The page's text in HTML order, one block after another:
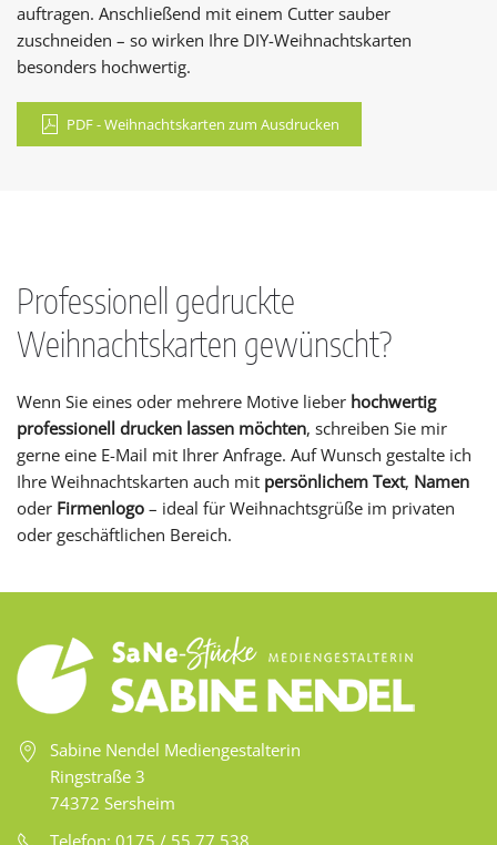
auftragen. Anschließend mit einem Cutter sauber
zuschneiden – so wirken Ihre DIY-Weihnachtskarten
besonders hochwertig.
PDF - Weihnachtskarten zum Ausdrucken
Professionell gedruckte
Weihnachtskarten gewünscht?
Wenn Sie eines oder mehrere Motive lieber hochwertig
professionell drucken lassen möchten, schreiben Sie mir
gerne eine E-Mail mit Ihrer Anfrage. Auf Wunsch gestalte ich
Ihre Weihnachtskarten auch mit persönlichem Text, Namen
oder Firmenlogo – ideal für Weihnachtsgrüße im privaten
oder geschäftlichen Bereich.
Sabine Nendel Mediengestalterin
Ringstraße 3
74372 Sersheim
Telefon: 0175 / 55 77 538